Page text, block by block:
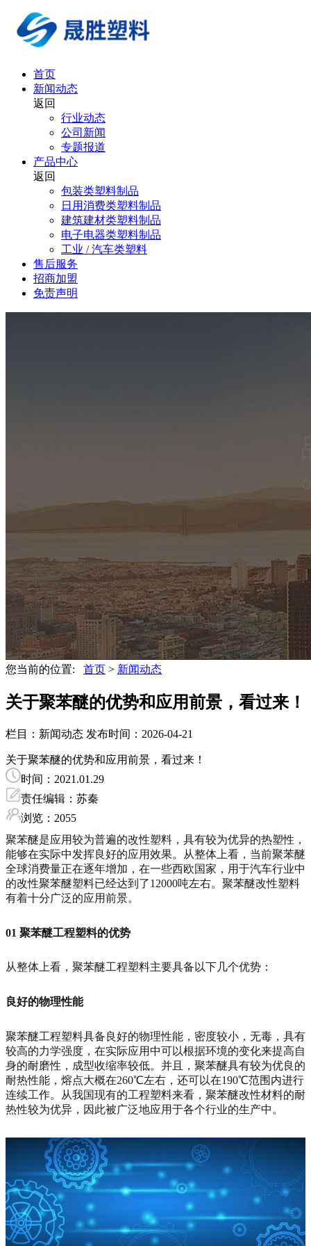
首页
新闻动态
返回
行业动态
公司新闻
专题报道
产品中心
返回
包装类塑料制品
日用消费类塑料制品
建筑建材类塑料制品
电子电器类塑料制品
工业 / 汽车类塑料
售后服务
招商加盟
免责声明
您当前的位置: 首页 > 新闻动态
关于聚苯醚的优势和应用前景，看过来！
栏目：新闻动态 发布时间：2026-04-21
关于聚苯醚的优势和应用前景，看过来！
时间：2021.01.29
责任编辑：苏秦
浏览：2055
聚苯醚是应用较为普遍的改性塑料，具有较为优异的热塑性，
能够在实际中发挥良好的应用效果。从整体上看，当前聚苯醚
全球消费量正在逐年增加，在一些西欧国家，用于汽车行业中
的改性聚苯醚塑料已经达到了12000吨左右。聚苯醚改性塑料
有着十分广泛的应用前景。
01 聚苯醚工程塑料的优势
从整体上看，聚苯醚工程塑料主要具备以下几个优势：
良好的物理性能
聚苯醚工程塑料具备良好的物理性能，密度较小，无毒，具有
较高的力学强度，在实际应用中可以根据环境的变化来提高自
身的耐磨性，成型收缩率较低。并且，聚苯醚具有较为优良的
耐热性能，熔点大概在260℃左右，还可以在190℃范围内进行
连续工作。从我国现有的工程塑料来看，聚苯醚改性材料的耐
热性较为优异，因此被广泛地应用于各个行业的生产中。